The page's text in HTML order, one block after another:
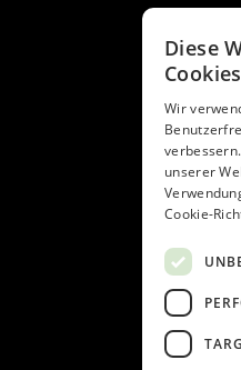
Diese
Wir
unserer
Cookie-